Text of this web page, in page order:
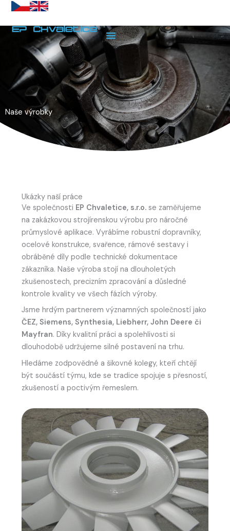
Přeskočit
obsah
Naše výrobky
Ukázky naší práce
Ve společnosti EP Chvaletice, s.r.o. se zaměřujeme
na zakázkovou strojírenskou výrobu pro náročné
průmyslové aplikace. Vyrábíme robustní dopravníky,
ocelové konstrukce, svařence, rámové sestavy i
obráběné díly podle technické dokumentace
zákazníka. Naše výroba stojí na dlouholetých
zkušenostech, precizním zpracování a důsledné
kontrole kvality ve všech fázích výroby.
Jsme hrdým partnerem významných společností jako
ČEZ, Siemens, Synthesia, Liebherr, John Deere či
Mayfran. Díky kvalitní práci a spolehlivosti si
dlouhodobě udržujeme silné postavení na trhu.
Hledáme zodpovědné a šikovné kolegy, kteří chtějí
být součástí týmu, kde se tradice spojuje s přesností,
zkušeností a poctivým řemeslem.